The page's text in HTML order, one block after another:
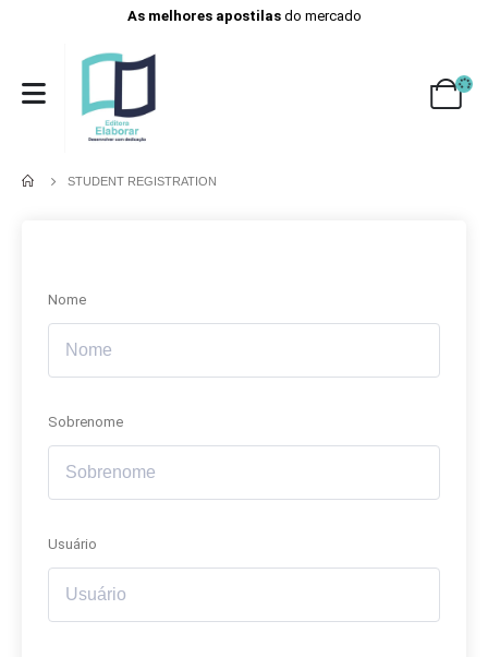
As melhores apostilasdo mercado
STUDENT REGISTRATION
Nome
Sobrenome
Usuário